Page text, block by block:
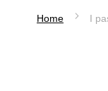
Home I